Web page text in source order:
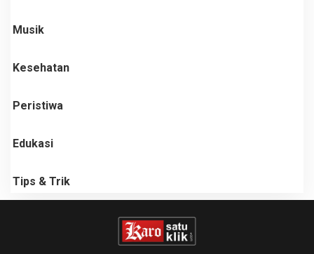
Musik
Kesehatan
Peristiwa
Edukasi
Tips & Trik